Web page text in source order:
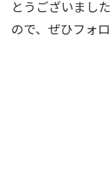
とうございまし
ので、ぜひフォ